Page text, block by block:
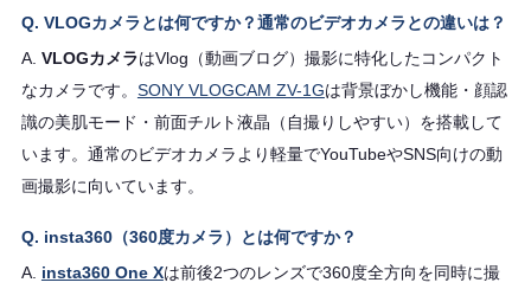
Q. VLOGカメラとは何ですか？通常のビデオカメラとの違いは？
A. VLOGカメラはVlog（動画ブログ）撮影に特化したコンパクト
なカメラです。 SONY VLOGCAM ZV-1Gは背景ぼかし機能・顔認
識の美肌モード・前面チルト液晶（自撮りしやすい）を搭載して
います。通常のビデオカメラより軽量でYouTubeやSNS向けの動
画撮影に向いています。
Q. insta360（360度カメラ）とは何ですか？
A. insta360 One Xは前後2つのレンズで360度全方向を同時に撮